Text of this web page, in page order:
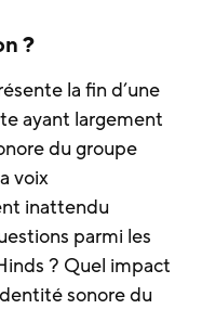
?
la fin d’une
ayant largement
du groupe
voix
inattendu
parmi les
? Quel impact
sonore du